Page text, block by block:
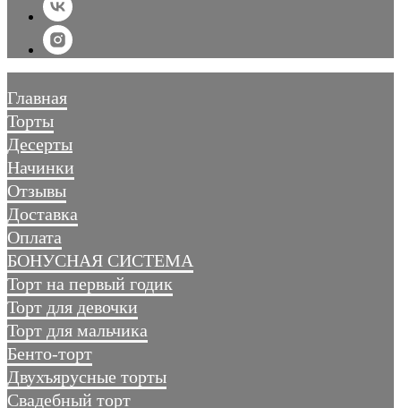
Главная
Торты
Десерты
Начинки
Отзывы
Доставка
Оплата
БОНУСНАЯ СИСТЕМА
Торт на первый годик
Торт для девочки
Торт для мальчика
Бенто-торт
Двухъярусные торты
Свадебный торт